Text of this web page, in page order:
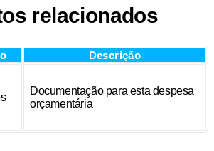
relacionados
Descrição
Documentação para esta despesa
orçamentária